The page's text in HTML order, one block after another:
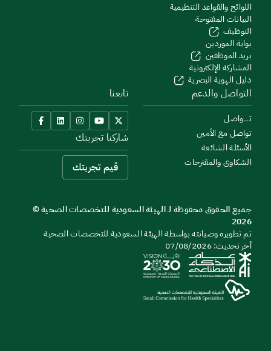
اللوائح والقواعد التنظيمية
البيانات المفتوحة
التوظيف
بوابة الموردين
بريد الموظفين
المشاركة الإلكترونية
دليل الهوية البصرية
التواصل والدعم
تــــواصل
تواصل مع الأمين
الأسئلة الشائعة
الشكاوى والمقترحات
تابعنا
شاركنا تجربتك
قيم تجربتك
جميع الحقوق محفوظة لـ الهيئة السعودية للتخصصات الصحية ©
2026
تم تطويره وصيانته بواسطة الهيئة السعودية للتخصصات الصحية
آخر تحديث: 07/08/2026